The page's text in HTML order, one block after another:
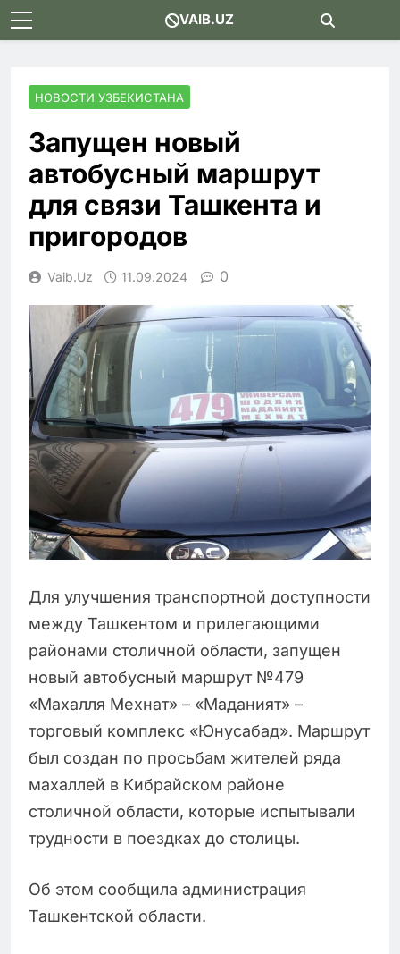
Skip
to
VAIB.UZ
НОВОСТИ УЗБЕКИСТАНА
Запущен новый
автобусный маршрут
для связи Ташкента и
пригородов
Vaib.uz 11.09.2024 0
Для улучшения транспортной доступности
между Ташкентом и прилегающими
районами столичной области, запущен
новый автобусный маршрут №479
«Махалля Мехнат» – «Маданият» –
торговый комплекс «Юнусабад». Маршрут
был создан по просьбам жителей ряда
махаллей в Кибрайском районе
столичной области, которые испытывали
трудности в поездках до столицы.
Об этом сообщила администрация
Ташкентской области.